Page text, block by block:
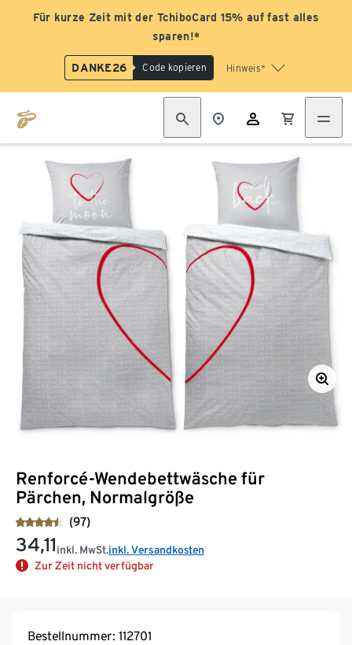
Für kurze Zeit mit der TchiboCard 15% auf fast alles
sparen!*
DANKE26 Code kopieren Hinweis*
Renforcé-Wendebettwäsche für
Pärchen, Normalgröße
(97)
34,11inkl. MwSt.inkl. Versandkosten
Zur Zeit nicht verfügbar
Bestellnummer: 112701